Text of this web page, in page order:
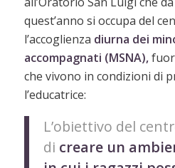
quest’anno si occupa del
l’accoglienza diurna dei
accompagnati (MSNA),
che vivono in condizioni di
l’educatrice:
L’obiettivo del
di creare un